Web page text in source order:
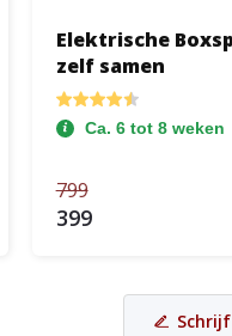
Elektrische
zelf samen
Ca. 6 tot 8 weken
799
399